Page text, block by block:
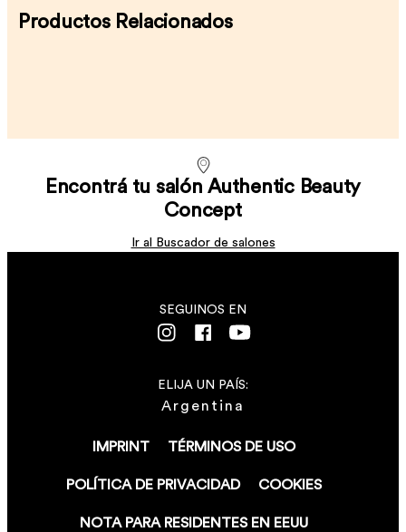
Productos Relacionados
Encontrá tu salón Authentic Beauty
Concept
Ir al Buscador de salones
IMPRINT TÉRMINOS DE USO
POLÍTICA DE PRIVACIDAD COOKIES
NOTA PARA RESIDENTES EN EEUU
ELIJA UN PAÍS:
Argentina
SEGUINOS EN